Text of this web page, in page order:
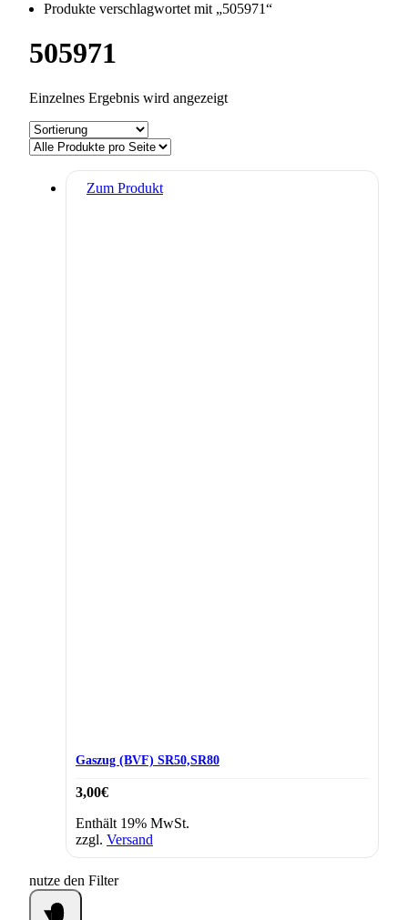
Produkte verschlagwortet mit „505971“
505971
Einzelnes Ergebnis wird angezeigt
Zum Produkt
Gaszug (BVF) SR50,SR80
3,00€
Enthält 19% MwSt.
zzgl. Versand
nutze den Filter